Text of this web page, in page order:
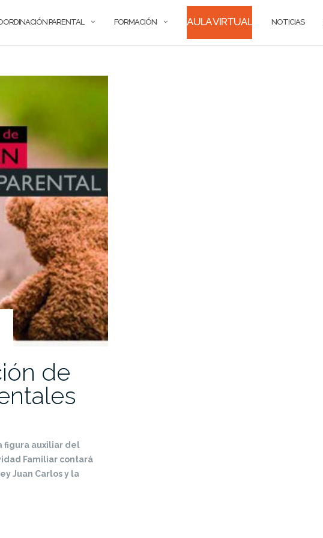
PARENTAL FORMACIÓN AULA VIRTUAL NOTICIAS
de
figura auxiliar del
Familiar contará
Juan Carlos y la